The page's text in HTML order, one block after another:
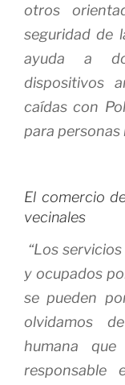
otros
seguridad de
ayuda a
dispositivos
caídas con
para personas
El comercio
vecinales
“Los
y ocupados
se pueden
olvidamos
humana
responsable